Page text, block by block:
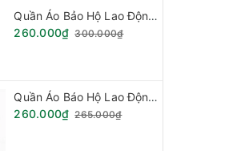
Quần Áo Bảo Hộ Lao Động - Vải Kaki Pang Rim Hàn Quốc
260.000₫ 300.000₫
Quần Áo Báo Hộ Lao Động, Quần Áo Đồng Phục - Vải Kaki Hàn Quốc Loại Phối Mầu (Hàng đặt theo mẫu)
260.000₫ 265.000₫